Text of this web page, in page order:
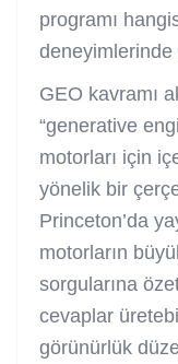
programı
deneyimlerinde
GEO kavramı
“generative
motorları için
yönelik bir
Princeton’da
motorların
sorgularına
cevaplar
görünürlük